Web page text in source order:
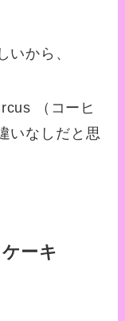
いから、
（コーヒ
いなしだと思
ーキ